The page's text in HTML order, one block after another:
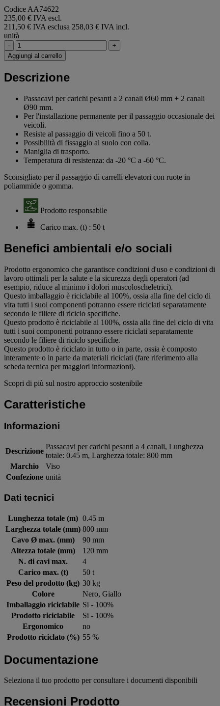
Codice AA74622
235,00 € IVA escl.
211,50 € IVA esclusa 258,03 € IVA incl.
unità
-
+
Aggiungi al carrello
Descrizione
Passacavi per carichi pesanti a 2 canali Ø60 mm + 2 canali
Ø90 mm.
Per l'installazione permanente per il passaggio occasionale dei
veicoli.
Resiste al passaggio di veicoli fino a 50 t.
Possibilità di fissaggio al suolo con colla.
Maniglia di trasporto.
Temperatura di resistenza: da -20 °C a -60 °C.
Sconsigliato per il passaggio di carrelli elevatori con ruote in
poliammide o gomma.
Prodotto responsabile
Carico max. (t) : 50 t
Benefici ambientali e/o sociali
Prodotto ergonomico che garantisce condizioni d'uso e condizioni di
lavoro ottimali per la salute e la sicurezza degli operatori (ad
esempio, riduce al minimo i dolori muscoloscheletrici).
Questo imballaggio è riciclabile al 100%, ossia alla fine del ciclo di
vita tutti i suoi componenti potranno essere riciclati separatamente
secondo le filiere di riciclo specifiche.
Questo prodotto è riciclabile al 100%, ossia alla fine del ciclo di vita
tutti i suoi componenti potranno essere riciclati separatamente
secondo le filiere di riciclo specifiche.
Questo prodotto è riciclato in tutto o in parte, ossia è composto
interamente o in parte da materiali riciclati (fare riferimento alla
scheda tecnica per maggiori informazioni).
Scopri di più sul nostro approccio sostenibile
Caratteristiche
Informazioni
Descrizione
Passacavi per carichi pesanti a 4 canali, Lunghezza
totale: 0.45 m, Larghezza totale: 800 mm
Marchio
Viso
Confezione unità
Dati tecnici
Lunghezza totale (m) 0.45 m
Larghezza totale (mm) 800 mm
Cavo Ø max. (mm)
90 mm
Altezza totale (mm)
120 mm
N. di cavi max.
4
Carico max. (t)
50 t
Peso del prodotto (kg) 30 kg
Colore
Nero, Giallo
Imballaggio riciclabile Si - 100%
Prodotto riciclabile
Si - 100%
Ergonomico
no
Prodotto riciclato (%) 55 %
Documentazione
Seleziona il tuo prodotto per consultare i documenti disponibili
Recensioni Prodotto